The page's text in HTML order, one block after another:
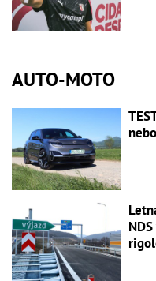
AUTO-MOTO